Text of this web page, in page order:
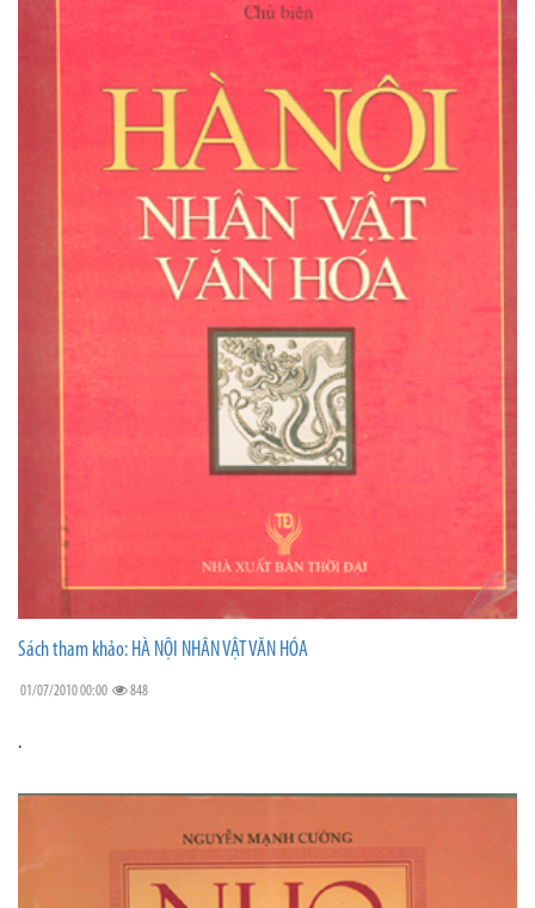
Sách tham khảo: HÀ NỘI NHÂN VẬT VĂN HÓA
01/07/2010 00:00 848
.